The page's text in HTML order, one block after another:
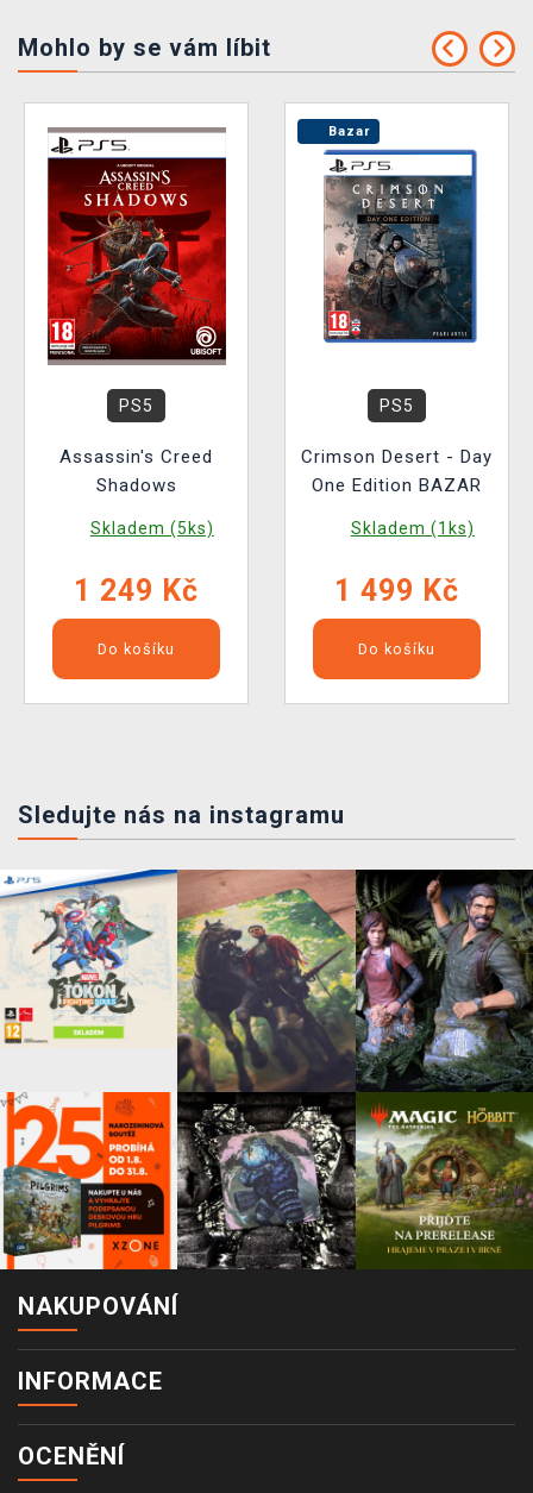
Mohlo by se vám líbit
PS5
Assassin's Creed
Shadows
Skladem (5ks)
1 249 Kč
Do košíku
Bazar
PS5
Crimson Desert - Day
One Edition BAZAR
Skladem (1ks)
1 499 Kč
Do košíku
Sledujte nás na instagramu
NAKUPOVÁNÍ
INFORMACE
OCENĚNÍ